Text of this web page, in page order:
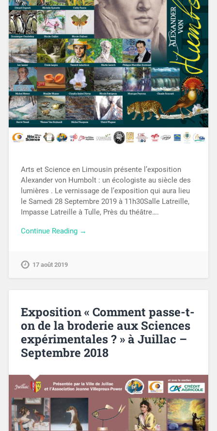
Arts et Science en Limousin présente l’exposition
Alexander von Humbolt : un écologiste au siècle des
lumières . Le vernissage de l’exposition qui aura lieu
le Samedi 28 Septembre 2019 à 11h30Salle Latreille,
Impasse Latreille à Tulle, Près du théâtre….
Continue Reading →
17 août 2019
Exposition « Comment passe-t-
on de la broderie aux Sciences
expérimentales ? » à Juillac –
Septembre 2018